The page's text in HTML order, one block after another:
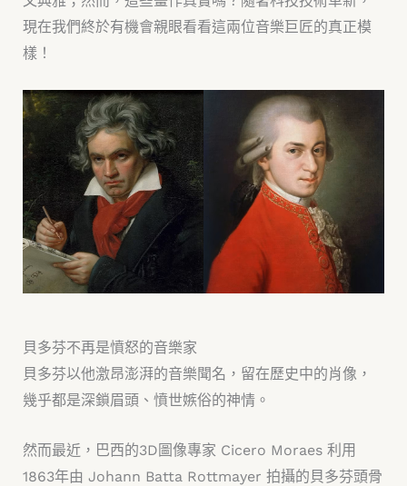
現在我們終於有機會親眼看看這兩位音樂巨匠的真正模
樣！
貝多芬不再是憤怒的音樂家
貝多芬以他激昂澎湃的音樂聞名，留在歷史中的肖像，
幾乎都是深鎖眉頭、憤世嫉俗的神情。
然而最近，巴西的3D圖像專家 Cicero Moraes 利用
1863年由 Johann Batta Rottmayer 拍攝的貝多芬頭骨